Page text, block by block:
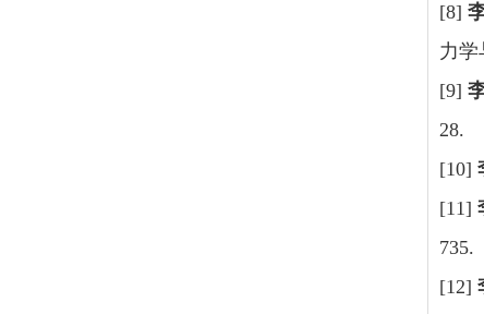
[8]
力学
[9]
28.
[10]
[11]
735.
[12]